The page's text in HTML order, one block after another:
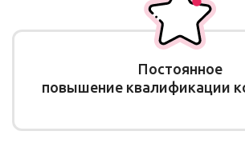
Постоянное
повышение квалификации